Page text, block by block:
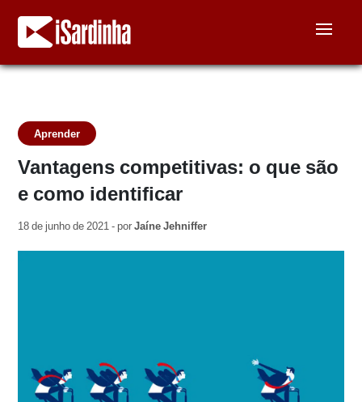
Aprender
Vantagens competitivas: o que são
e como identificar
18 de junho de 2021 - porJaíne Jehniffer